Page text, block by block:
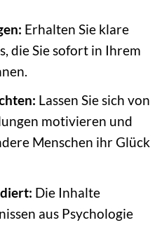
Erhalten Sie klare
die Sie sofort in Ihrem
Lassen Sie sich von
motivieren und
Menschen ihr Glück
Die Inhalte
aus Psychologie